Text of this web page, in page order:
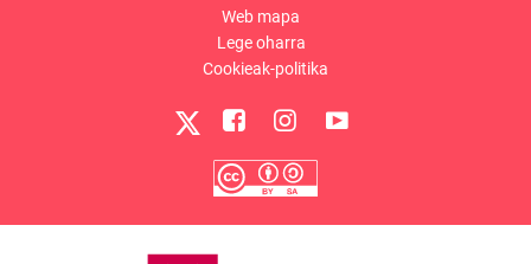
Web mapa
Lege oharra
Cookieak-politika